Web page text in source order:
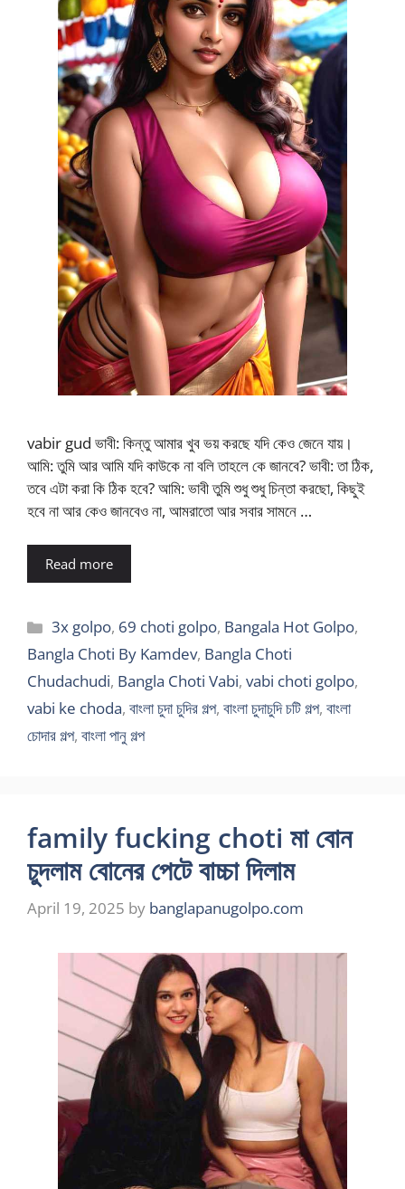
vabir gud ভাবী: কিন্তু আমার খুব ভয় করছে যদি কেও জেনে যায়।
আমি: তুমি আর আমি যদি কাউকে না বলি তাহলে কে জানবে? ভাবী: তা ঠিক,
তবে এটা করা কি ঠিক হবে? আমি: ভাবী তুমি শুধু শুধু চিন্তা করছো, কিছুই
হবে না আর কেও জানবেও না, আমরাতো আর সবার সামনে …
Read more
Categories
3x golpo, 69 choti golpo, Bangala Hot Golpo,
Bangla Choti By Kamdev, Bangla Choti
Chudachudi, Bangla Choti Vabi, vabi choti golpo,
vabi ke choda, বাংলা চুদা চুদির গল্প, বাংলা চুদাচুদি চটি গল্প, বাংলা
চোদার গল্প, বাংলা পানু গল্প
family fucking choti মা বোন
চুদলাম বোনের পেটে বাচ্চা দিলাম
April 19, 2025 by banglapanugolpo.com